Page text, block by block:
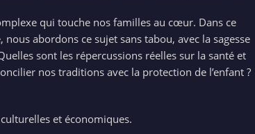
qui touche nos familles au cœur. Dans ce
abordons ce sujet sans tabou, avec la sagesse
sont les répercussions réelles sur la santé et
nos traditions avec la protection de l’enfant ?
et économiques.